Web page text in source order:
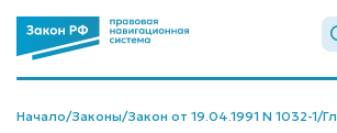
Начало/Законы/Закон от 19.04.1991 N 1032-1/